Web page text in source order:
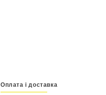
Оплата і доставка